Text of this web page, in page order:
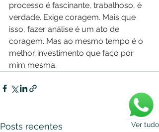
processo é fascinante, trabalhoso, é
verdade. Exige coragem. Mais que
isso, fazer análise é um ato de
coragem. Mas ao mesmo tempo é o
melhor investimento que faço por
mim mesma.
Posts recentes Ver tudo